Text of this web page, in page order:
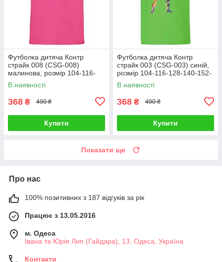
Футболка дитяча Контр
страйк 008 (CSG-008)
малинова, розмір 104-116-
128-140-152-164
В наявності
368 ₴ 490 ₴
Купити
Футболка дитяча Контр
страйк 003 (CSG-003) синій,
розмір 104-116-128-140-152-
164
В наявності
368 ₴ 490 ₴
Купити
Показати ще
Про нас
100% позитивних з 187 відгуків за рік
Працює з 13.05.2016
м. Одеса
Івана та Юрія Лип (Гайдара), 13, Одеса, Україна
Контакти